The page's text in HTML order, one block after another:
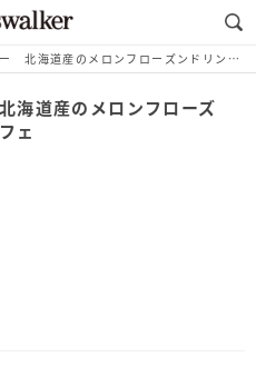
ドトール夏の新メニュー 北海道産のメロンフローズンドリンクやほうじ茶パルフェ
海道産のメロンフローズ
ェ